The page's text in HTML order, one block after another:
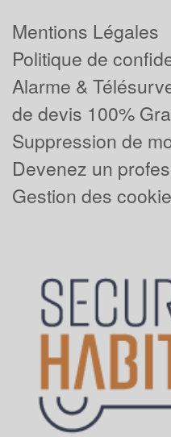
Mentions Légales
Politique de
Alarme &
de devis 100%
Suppression de
Devenez un
Gestion des